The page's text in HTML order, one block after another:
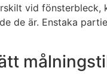
vid fönsterbleck,
de är. Enstaka